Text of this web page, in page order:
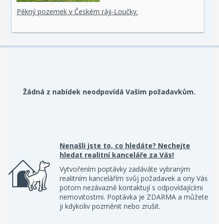
Pěkný pozemek v Českém ráji-Loučky.
Žádná z nabídek neodpovídá Vašim požadavkům.
Nenašli jste to, co hledáte? Nechejte
hledat realitní kanceláře za Vás!
Vytvořením poptávky zadáváte vybraným
realitním kancelářím svůj požadavek a ony Vás
potom nezávazně kontaktují s odpovídajícími
nemovitostmi. Poptávka je ZDARMA a můžete
ji kdykoliv pozměnit nebo zrušit.